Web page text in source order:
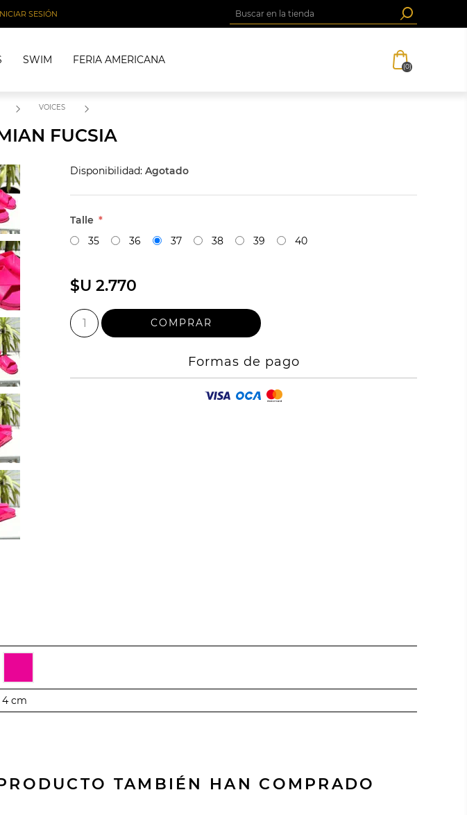
SESIÓN
SWIM FERIA AMERICANA
(0)
VOICES
FUCSIA
Disponibilidad: Agotado
Talle *
35
36 37 38 39 40
$U 2.770
Formas de pago
4 cm
TAMBIÉN HAN COMPRADO